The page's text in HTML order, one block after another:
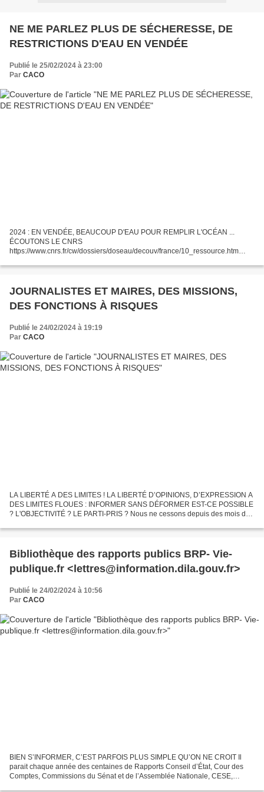
NE ME PARLEZ PLUS DE SÉCHERESSE, DE
RESTRICTIONS D'EAU EN VENDÉE
Publié le 25/02/2024 à 23:00
Par CACO
2024 : EN VENDÉE, BEAUCOUP D'EAU POUR REMPLIR L'OCÉAN ...
ÉCOUTONS LE CNRS
https://www.cnrs.fr/cw/dossiers/doseau/decouv/france/10_ressource.htm
Aucun risque de pénurie globale en eau n'est à redouter...
JOURNALISTES ET MAIRES, DES MISSIONS,
DES FONCTIONS À RISQUES
Publié le 24/02/2024 à 19:19
Par CACO
LA LIBERTÉ A DES LIMITES ! LA LIBERTÉ D’OPINIONS, D’EXPRESSION A
DES LIMITES FLOUES : INFORMER SANS DÉFORMER EST-CE POSSIBLE
? L'OBJECTIVITÉ ? LE PARTI-PRIS ? Nous ne cessons depuis des mois de
Bibliothèque des rapports publics BRP- Vie-
publique.fr <lettres@information.dila.gouv.fr>
Publié le 24/02/2024 à 10:56
Par CACO
BIEN S’INFORMER, C’EST PARFOIS PLUS SIMPLE QU’ON NE CROIT Il
parait chaque année des centaines de Rapports Conseil d’État, Cour des
Comptes, Commissions du Sénat et de l’Assemblée Nationale, CESE,